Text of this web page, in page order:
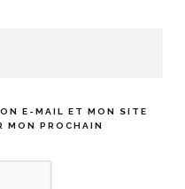
E-MAIL ET MON SITE
MON PROCHAIN